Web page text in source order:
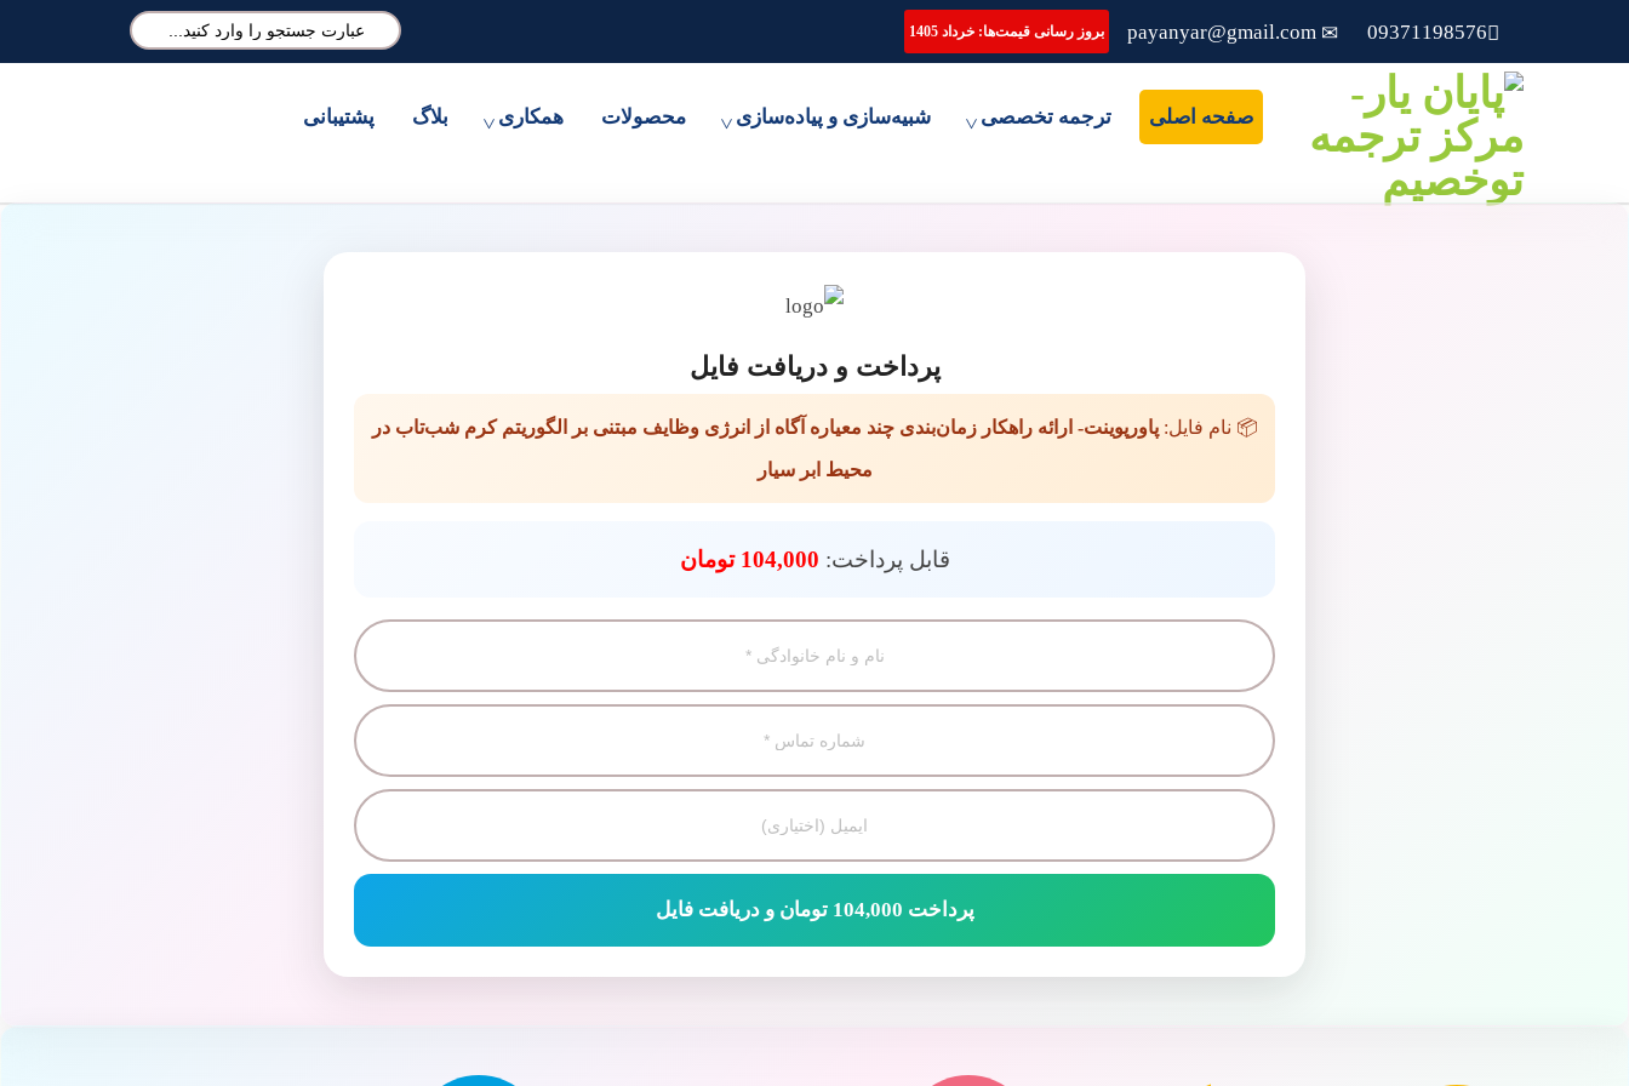
ترجمه تخصصی مقاله، انجام پایان نامه و شبیه سازی مقالات علمی
09371198576 بروز رسانی قیمت‌ها: خرداد 1405
صفحه اصلی ترجمه تخصصی شبیه‌سازی و پیاده‌سازی محصولات همکاری بلاگ پشتیبانی
پرداخت و دریافت فایل
📦 نام فایل:پاورپوینت- ارائه راهکار زمان‌بندی چند معیاره آگاه از انرژی وظایف مبتنی بر الگوریتم کرم شب‌تاب در
محیط ابر سیار
قابل پرداخت: 104,000 تومان
پرداخت 104,000 تومان و دریافت فایل